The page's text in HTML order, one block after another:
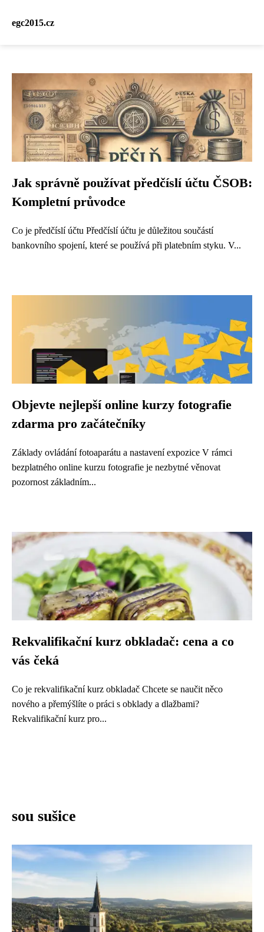
egc2015.cz
Jak správně používat předčíslí účtu ČSOB:
Kompletní průvodce
Co je předčíslí účtu Předčíslí účtu je důležitou součástí
bankovního spojení, které se používá při platebním styku. V...
Objevte nejlepší online kurzy fotografie
zdarma pro začátečníky
Základy ovládání fotoaparátu a nastavení expozice V rámci
bezplatného online kurzu fotografie je nezbytné věnovat
pozornost základním...
Rekvalifikační kurz obkladač: cena a co
vás čeká
Co je rekvalifikační kurz obkladač Chcete se naučit něco
nového a přemýšlíte o práci s obklady a dlažbami?
Rekvalifikační kurz pro...
sou sušice